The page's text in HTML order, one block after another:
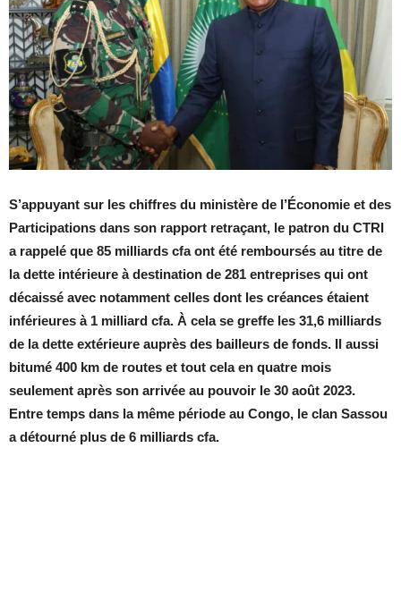
S’appuyant sur les chiffres du ministère de l’Économie et des
Participations dans son rapport retraçant, le patron du CTRI
a rappelé que 85 milliards cfa ont été remboursés au titre de
la dette intérieure à destination de 281 entreprises qui ont
décaissé avec notamment celles dont les créances étaient
inférieures à 1 milliard cfa. À cela se greffe les 31,6 milliards
de la dette extérieure auprès des bailleurs de fonds. Il aussi
bitumé 400 km de routes et tout cela en quatre mois
seulement après son arrivée au pouvoir le 30 août 2023.
Entre temps dans la même période au Congo, le clan Sassou
a détourné plus de 6 milliards cfa.